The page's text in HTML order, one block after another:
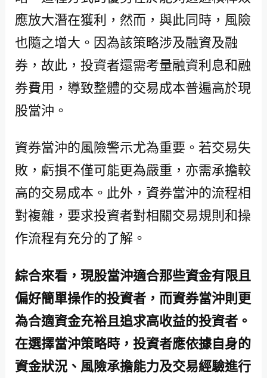
應放大潛在獲利，然而，與此同時，風險
也隨之增大。因為該策略涉及融資及融
券，故此，投資者還需考量融資利息和融
券費用，導致整體的交易成本普遍高於現
股當沖。
資券當沖的風險警示尤為重要。若交易失
敗，虧損不僅可能更為嚴重，亦需承擔較
高的交易成本。此外，資券當沖的流程相
對複雜，要求投資者對相關交易規則和操
作流程有充分的了解。
綜合來看，現股當沖適合那些資金有限且
偏好簡單操作的投資者，而資券當沖則更
為合適資金充裕且追求高收益的投資者。
在選擇當沖策略時，投資者應依據自身的
資金狀況、風險承擔能力及交易經驗進行